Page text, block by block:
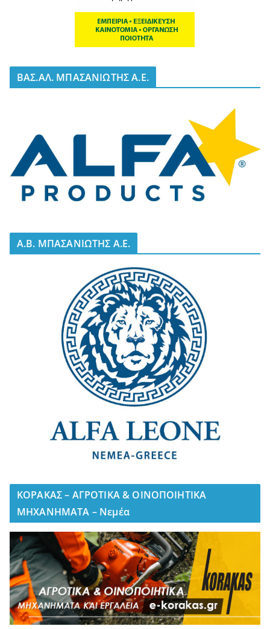
BΑΣ.ΑΛ. ΜΠΑΣΑΝΙΩΤΗΣ Α.Ε.
A.B. ΜΠΑΣΑΝΙΩΤΗΣ Α.Ε.
ΚΟΡΑΚΑΣ – ΑΓΡΟΤΙΚΑ & ΟΙΝΟΠΟΙΗΤΙΚΑ
ΜΗΧΑΝΗΜΑΤΑ – Νεμέα